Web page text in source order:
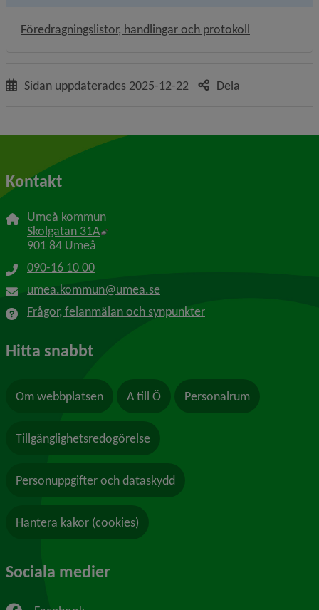
Föredragningslistor, handlingar och protokoll
Sidan uppdaterades 2025-12-22 Dela
Kontakt
Umeå kommun
Skolgatan 31A Länk till annan webbplats, öppnas i nytt
901 84 Umeå
090-16 10 00
umea.kommun@umea.se
Frågor, felanmälan och synpunkter
Hitta snabbt
Om webbplatsen A till Ö Personalrum
Tillgänglighetsredogörelse
Personuppgifter och dataskydd
Hantera kakor (cookies)
Sociala medier